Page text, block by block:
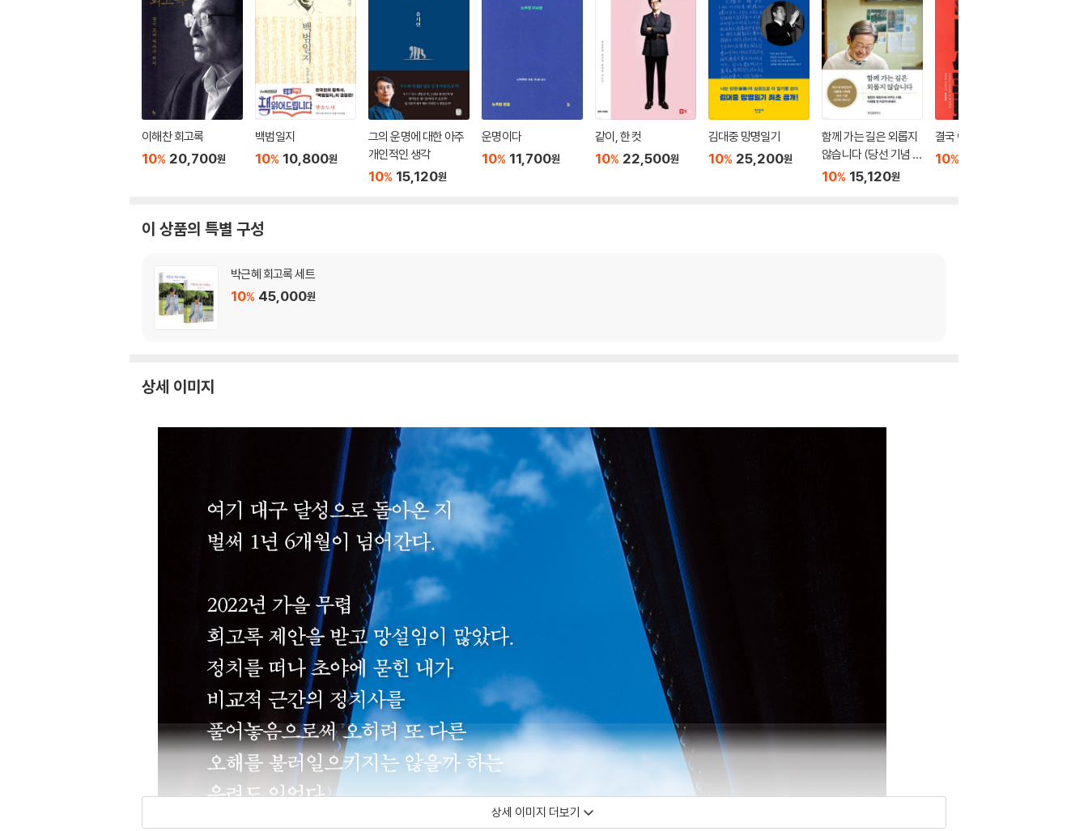
이해찬 회고록
10% 20,700원
백범일지
10% 10,800원
그의 운명에 대한 아주
개인적인 생각
10% 15,120원
운명이다
10% 11,700원
같이, 한 컷
10% 22,500원
김대중 망명일기
10% 25,200원
함께 가는 길은 외롭지
않습니다 (당선 기념 리
커버 에디션)
10% 15,120원
결국 이기는 사마의
10%
이 상품의 특별 구성
박근혜 회고록 세트
10% 45,000원
상세 이미지
상세 이미지 더보기